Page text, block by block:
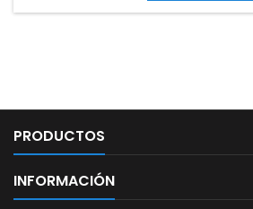
PRODUCTOS
INFORMACIÓN